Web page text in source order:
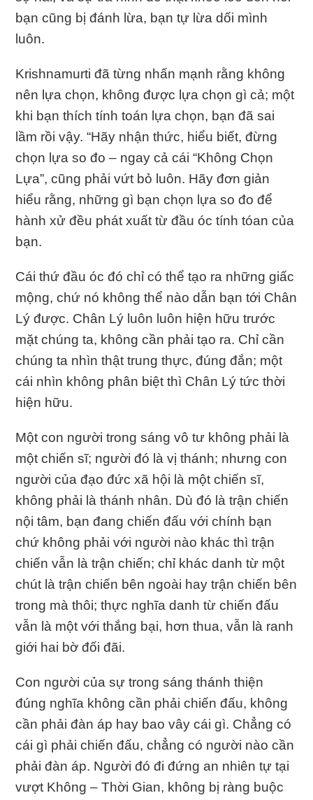
bạn cũng bị đánh lừa, bạn tự lừa dối mình
luôn.
Krishnamurti đã từng nhấn mạnh rằng không
nên lựa chọn, không được lựa chọn gì cả; một
khi bạn thích tính toán lựa chọn, bạn đã sai
lầm rồi vậy. “Hãy nhận thức, hiểu biết, đừng
chọn lựa so đo – ngay cả cái “Không Chọn
Lựa”, cũng phải vứt bỏ luôn. Hãy đơn giản
hiểu rằng, những gì bạn chọn lựa so đo để
hành xử đều phát xuất từ đầu óc tính tóan của
bạn.
Cái thứ đầu óc đó chỉ có thể tạo ra những giấc
mộng, chứ nó không thể nào dẫn bạn tới Chân
Lý được. Chân Lý luôn luôn hiện hữu trước
mặt chúng ta, không cần phải tạo ra. Chỉ cần
chúng ta nhìn thật trung thực, đúng đắn; một
cái nhìn không phân biệt thì Chân Lý tức thời
hiện hữu.
Một con người trong sáng vô tư không phải là
một chiến sĩ; người đó là vị thánh; nhưng con
người của đạo đức xã hội là một chiến sĩ,
không phải là thánh nhân. Dù đó là trận chiến
nội tâm, bạn đang chiến đấu với chính bạn
chứ không phải với người nào khác thì trận
chiến vẫn là trận chiến; chỉ khác danh từ một
chút là trận chiến bên ngoài hay trận chiến bên
trong mà thôi; thực nghĩa danh từ chiến đấu
vẫn là một với thắng bại, hơn thua, vẫn là ranh
giới hai bờ đối đãi.
Con người của sự trong sáng thánh thiện
đúng nghĩa không cần phải chiến đấu, không
cần phải đàn áp hay bao vây cái gì. Chẳng có
cái gì phải chiến đấu, chẳng có người nào cần
phải đàn áp. Người đó đi đứng an nhiên tự tại
vượt Không – Thời Gian, không bị ràng buộc